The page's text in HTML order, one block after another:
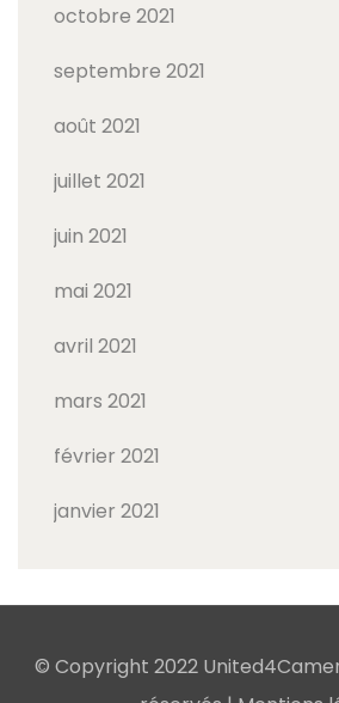
octobre 2021
septembre 2021
août 2021
juillet 2021
juin 2021
mai 2021
avril 2021
mars 2021
février 2021
janvier 2021
© Copyright 2022